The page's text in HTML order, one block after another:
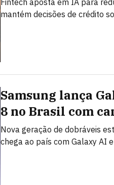
Fintech aposta em IA para
mantém decisões de crédito
Samsung lança
8 no Brasil com
Nova geração de dobráveis
chega ao país com Galaxy AI